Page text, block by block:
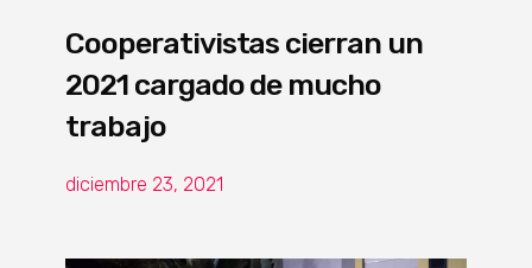
Cooperativistas cierran un
2021 cargado de mucho
trabajo
diciembre 23, 2021